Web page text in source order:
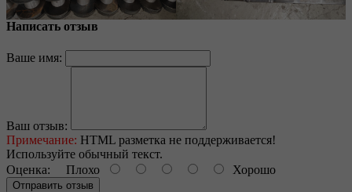
Написать отзыв
Ваше имя:
Ваш отзыв:
Примечание: HTML разметка не поддерживается!
Используйте обычный текст.
Оценка: Плохо Хорошо
Отправить отзыв